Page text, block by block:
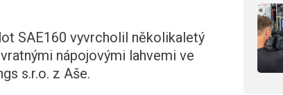
SAE160 vyvrcholil několikaletý
nápojovými lahvemi ve
s.r.o. z Aše.